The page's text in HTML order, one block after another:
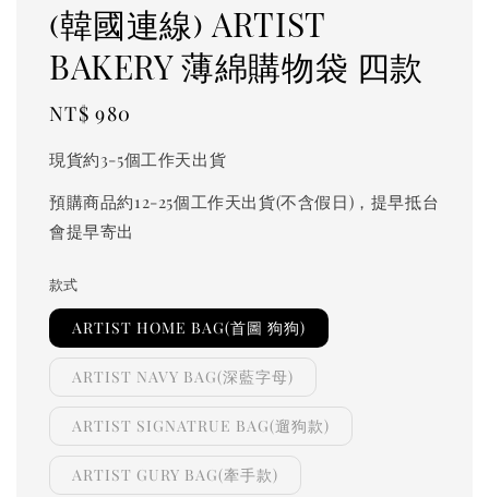
(韓國連線) ARTIST
BAKERY 薄綿購物袋 四款
Regular
NT$ 980
現貨約3-5個工作天出貨
預購商品約12-25個工作天出貨(不含假日)，提早抵台
會提早寄出
款式
ARTIST HOME BAG(首圖 狗狗)
ARTIST NAVY BAG(深藍字母)
ARTIST SIGNATRUE BAG(遛狗款)
ARTIST GURY BAG(牽手款)